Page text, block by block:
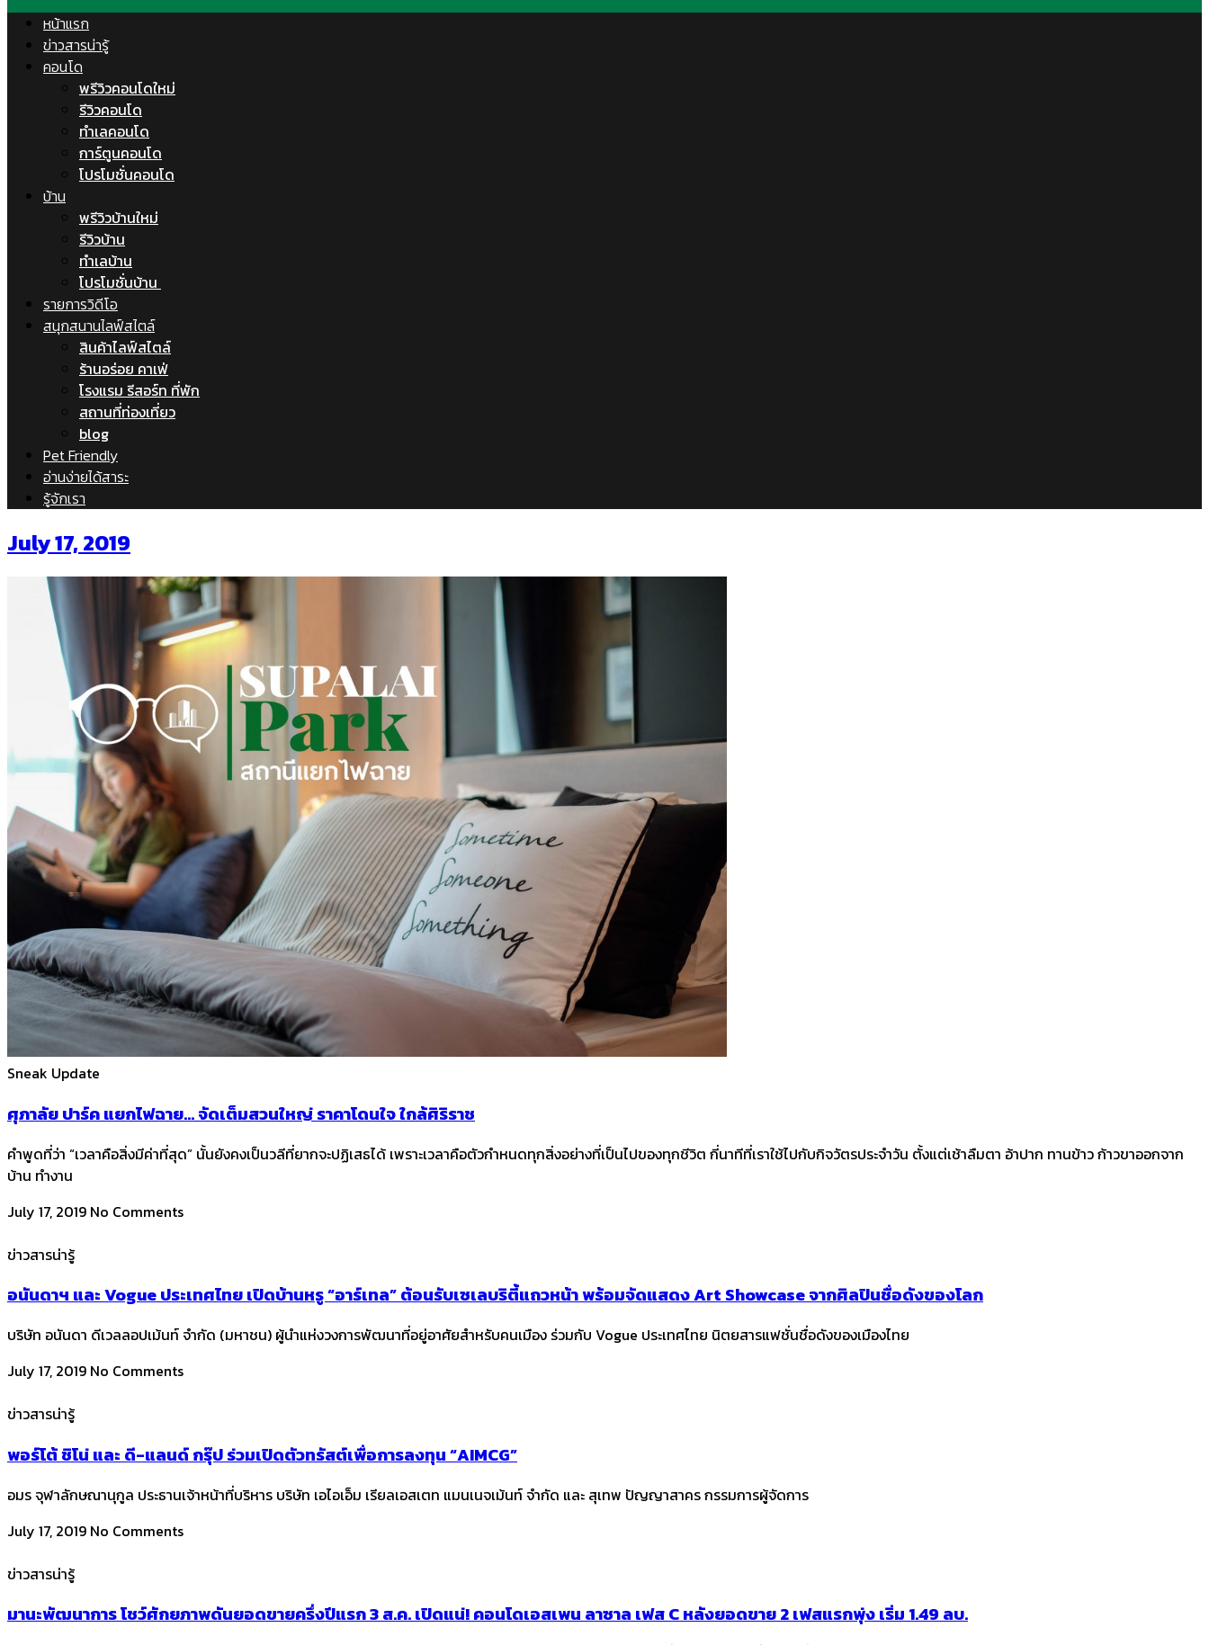
หน้าแรก
ข่าวสารน่ารู้
คอนโด
พรีวิวคอนโดใหม่
รีวิวคอนโด
ทำเลคอนโด
การ์ตูนคอนโด
โปรโมชั่นคอนโด
บ้าน
พรีวิวบ้านใหม่
รีวิวบ้าน
ทำเลบ้าน
โปรโมชั่นบ้าน
รายการวิดีโอ
สนุกสนานไลฟ์สไตล์
สินค้าไลฟ์สไตล์
ร้านอร่อย คาเฟ่
โรงแรม รีสอร์ท ที่พัก
สถานที่ท่องเที่ยว
blog
Pet Friendly
อ่านง่ายได้สาระ
รู้จักเรา
July 17, 2019
Sneak Update
ศุภาลัย ปาร์ค แยกไฟฉาย… จัดเต็มสวนใหญ่ ราคาโดนใจ ใกล้ศิริราช
คำพูดที่ว่า “เวลาคือสิ่งมีค่าที่สุด” นั้นยังคงเป็นวลีที่ยากจะปฏิเสธได้ เพราะเวลาคือตัวกำหนดทุกสิ่งอย่างที่เป็นไปของทุกชีวิต กี่นาทีที่เราใช้ไปกับกิจวัตรประจำวัน ตั้งแต่เช้าลืมตา อ้าปาก ทานข้าว ก้าวขาออกจาก
บ้าน ทำงาน
July 17, 2019 No Comments
ข่าวสารน่ารู้
อนันดาฯ และ Vogue ประเทศไทย เปิดบ้านหรู “อาร์เทล” ต้อนรับเซเลบริตี้แถวหน้า พร้อมจัดแสดง Art Showcase จากศิลปินชื่อดังของโลก
บริษัท อนันดา ดีเวลลอปเม้นท์ จำกัด (มหาชน) ผู้นำแห่งวงการพัฒนาที่อยู่อาศัยสำหรับคนเมือง ร่วมกับ Vogue ประเทศไทย นิตยสารแฟชั่นชื่อดังของเมืองไทย
July 17, 2019 No Comments
ข่าวสารน่ารู้
พอร์โต้ ชิโน่ และ ดี-แลนด์ กรุ๊ป ร่วมเปิดตัวทรัสต์เพื่อการลงทุน “AIMCG”
อมร จุฬาลักษณานุกูล ประธานเจ้าหน้าที่บริหาร บริษัท เอไอเอ็ม เรียลเอสเตท แมนเนจเม้นท์ จำกัด และ สุเทพ ปัญญาสาคร กรรมการผู้จัดการ
July 17, 2019 No Comments
ข่าวสารน่ารู้
มานะพัฒนาการ โชว์ศักยภาพดันยอดขายครึ่งปีแรก 3 ส.ค. เปิดแน่! คอนโดเอสเพน ลาซาล เฟส C หลังยอดขาย 2 เฟสแรกพุ่ง เริ่ม 1.49 ลบ.